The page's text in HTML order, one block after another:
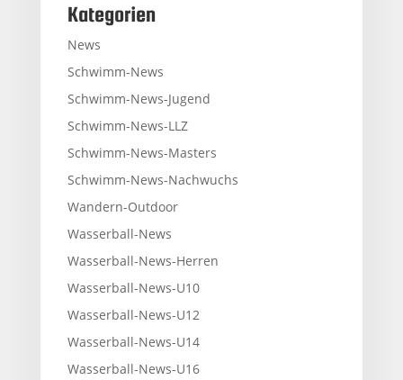
Kategorien
News
Schwimm-News
Schwimm-News-Jugend
Schwimm-News-LLZ
Schwimm-News-Masters
Schwimm-News-Nachwuchs
Wandern-Outdoor
Wasserball-News
Wasserball-News-Herren
Wasserball-News-U10
Wasserball-News-U12
Wasserball-News-U14
Wasserball-News-U16